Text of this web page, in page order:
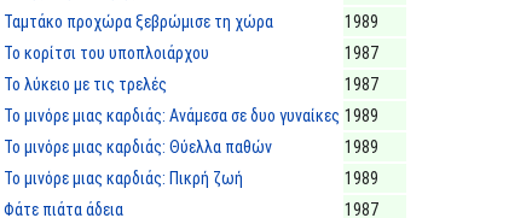
Ταμτάκο προχώρα ξεβρώμισε τη χώρα
1989
Το κορίτσι του υποπλοιάρχου
1987
Το λύκειο με τις τρελές
1987
Το μινόρε μιας καρδιάς: Ανάμεσα σε δυο γυναίκες 1989
Το μινόρε μιας καρδιάς: Θύελλα παθών
1989
Το μινόρε μιας καρδιάς: Πικρή ζωή
1989
Φάτε πιάτα άδεια
1987